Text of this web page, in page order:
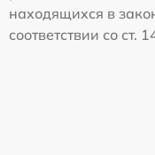
находящихся в
соответствии со ст.